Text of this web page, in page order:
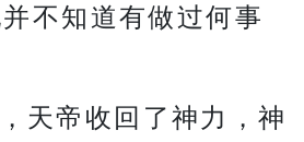
不知道有做过何事
天帝收回了神力，神